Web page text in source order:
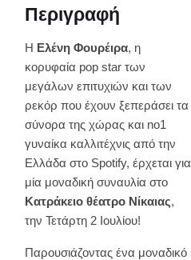
Περιγραφή
Η Ελένη Φουρέιρα, η
κορυφαία pop star των
μεγάλων επιτυχιών και των
ρεκόρ που έχουν ξεπεράσει τα
σύνορα της χώρας και no1
γυναίκα καλλιτέχνις από την
Ελλάδα στο Spotify, έρχεται για
μία μοναδική συναυλία στο
Κατράκειο θέατρο Νίκαιας,
την Τετάρτη 2 Ιουλίου!
Παρουσιάζοντας ένα μοναδικό